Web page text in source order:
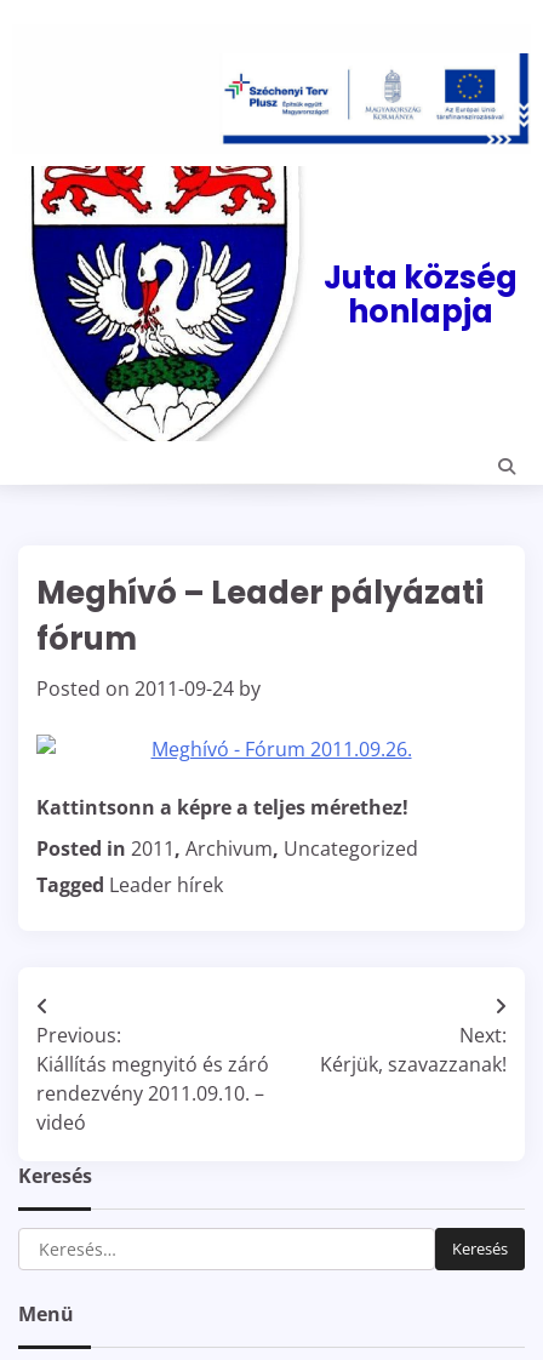
content
Juta község
honlapja
Meghívó – Leader pályázati
fórum
Posted on 2011-09-24 by
Kattintsonn a képre a teljes mérethez!
Posted in 2011, Archivum, Uncategorized
Tagged Leader hírek
Bejegyzés
navigáció
Previous:
Kiállítás megnyitó és záró
rendezvény 2011.09.10. –
videó
Next:
Kérjük, szavazzanak!
Keresés
Keresés:
Menü